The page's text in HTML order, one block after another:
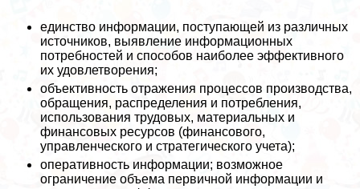
единство информации, поступающей из различных
источников, выявление информационных
потребностей и способов наиболее эффективного
их удовлетворения;
объективность отражения процессов производства,
обращения, распределения и потрeбления,
использования трудовых, материальных и
финансовых ресурсов (финансового,
управленческого и стратегического учета);
оперативность информации; возможное
ограничение объема первичной информации и